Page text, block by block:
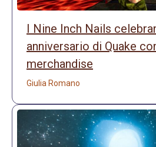
I Nine Inch Nails
anniversario di Quake
merchandise
Giulia Romano